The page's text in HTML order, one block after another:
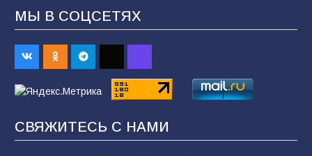
«Пургу нести — не поля переходить»: почему
заявления о мобилизации — это
пропагандистский вброс
83 01.08.2026
заявления Киева о мобилизации — это
МЫ В СОЦСЕТЯХ
СВЯЖИТЕСЬ С НАМИ